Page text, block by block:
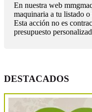
En nuestra web
maquinaria a tu listado
Esta acción no es
presupuesto
DESTACADOS